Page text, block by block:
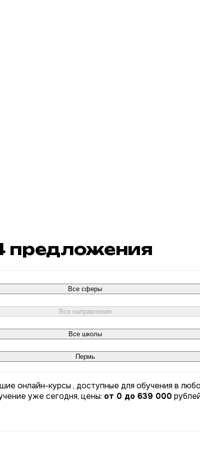
предложения
Все сферы
Все направления
Все школы
Пермь
онлайн-курсы , доступные для обучения в
уже сегодня, цены: от 0 до 639 000